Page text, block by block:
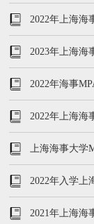
2022年上海海
2023年上海海
2022年海事
真题汇总）
2022年上海海
上海海事大学
2022年入学上
2021年上海海